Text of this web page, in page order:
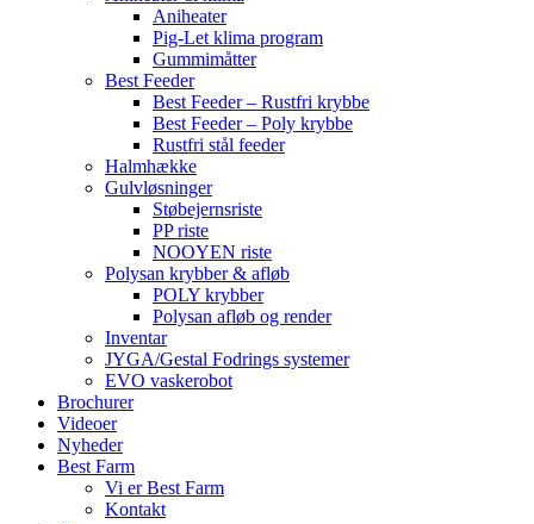
Aniheater
Pig-Let klima program
Gummimåtter
Best Feeder
Best Feeder – Rustfri krybbe
Best Feeder – Poly krybbe
Rustfri stål feeder
Halmhække
Gulvløsninger
Støbejernsriste
PP riste
NOOYEN riste
Polysan krybber & afløb
POLY krybber
Polysan afløb og render
Inventar
JYGA/Gestal Fodrings systemer
EVO vaskerobot
Brochurer
Videoer
Nyheder
Best Farm
Vi er Best Farm
Kontakt